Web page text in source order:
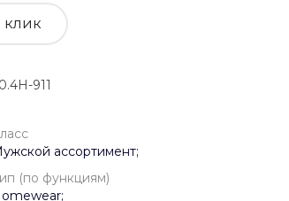
клик
911
ассортимент;
(по функциям)